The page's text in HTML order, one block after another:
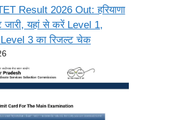
Result 2026 Out: हरियाणा
जारी, यहां से करें Level 1,
3 का रिजल्ट चेक